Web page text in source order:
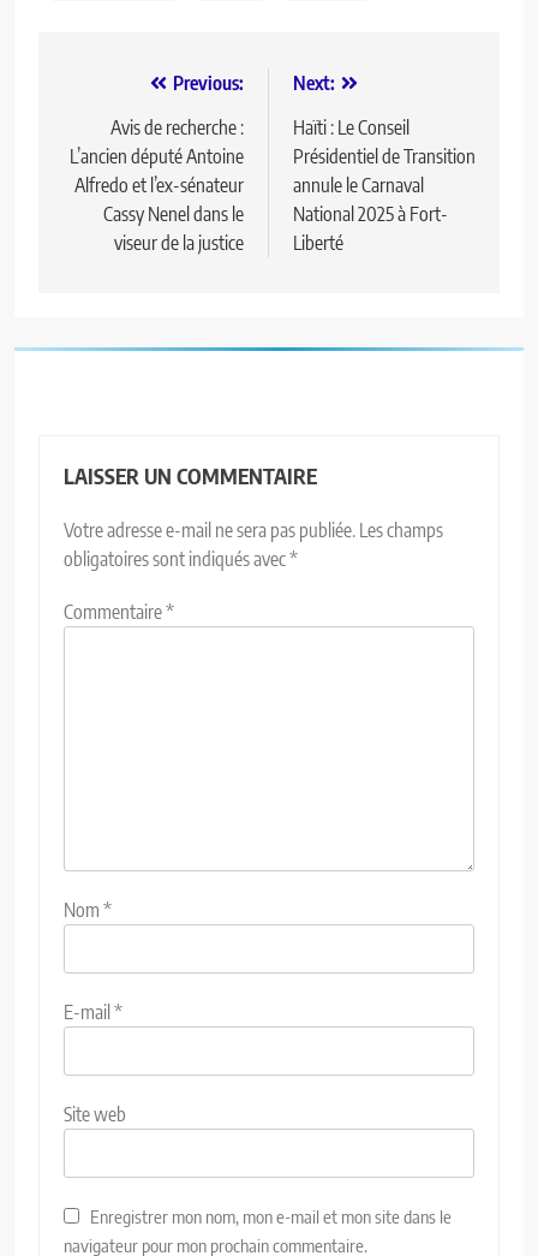
Previous:
Avis de recherche :
L’ancien député Antoine
Alfredo et l’ex-sénateur
Cassy Nenel dans le
viseur de la justice
Next:
Haïti : Le Conseil
Présidentiel de Transition
annule le Carnaval
National 2025 à Fort-
Liberté
LAISSER UN COMMENTAIRE
Votre adresse e-mail ne sera pas publiée. Les champs
obligatoires sont indiqués avec*
Commentaire*
Nom *
E-mail *
Site web
Enregistrer mon nom, mon e-mail et mon site dans le
navigateur pour mon prochain commentaire.